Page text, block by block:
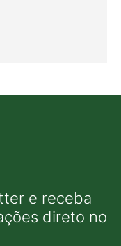
e receba
direto no